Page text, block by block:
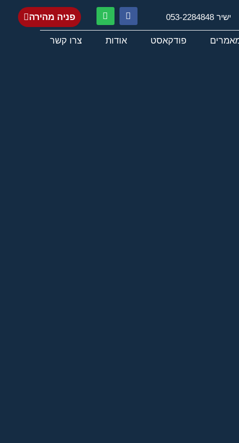
ישיר 053-2284848 פניה מהירה
פודקאסט אודות צרו קשר